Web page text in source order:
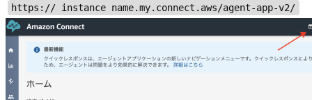
https:// instance name.my.connect.aws/agent-app-v2/